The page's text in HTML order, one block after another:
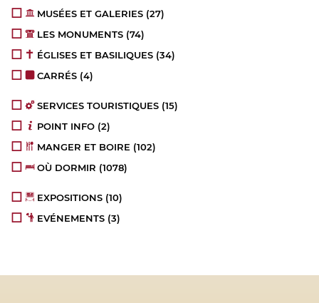
MUSÉES ET GALERIES (27)
LES MONUMENTS (74)
ÉGLISES ET BASILIQUES (34)
CARRÉS (4)
SERVICES TOURISTIQUES (15)
POINT INFO (2)
MANGER ET BOIRE (102)
OÙ DORMIR (1078)
EXPOSITIONS (10)
EVÉNEMENTS (3)